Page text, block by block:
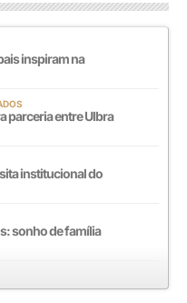
inspiram na
parceria entre Ulbra
institucional do
sonho de família